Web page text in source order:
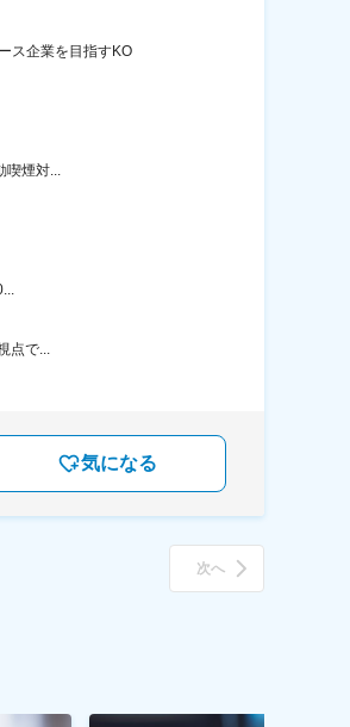
ス企業を目指すKO
喫煙対...
点で...
気になる
次へ